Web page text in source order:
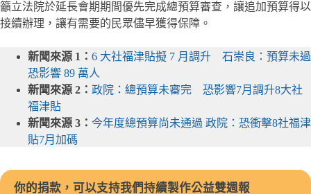
籲立法院於延長會期期間優先完成總預算審查，讓追加預算得以
接續辦理，讓有需要的民眾儘早獲得保障。
新聞來源 1： 6 大社福津貼擬 7 月調升 石崇良：預算未過
恐影響 89 萬人
新聞來源 2： 政院：總預算未審完 恐影響7月調升8大社
福津貼
新聞來源 3： 今年度總預算尚未通過 政院：恐衝擊8社福津
貼7月加碼
你的捐款，可以支持我們持續製作公益雙週報